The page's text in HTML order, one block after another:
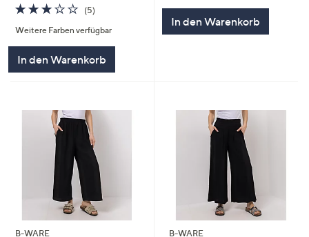
3.2
von
5
(5)5
Weitere Farben verfügbar
In den Warenkorb
In den Warenkorb
B-WARE
B-WARE